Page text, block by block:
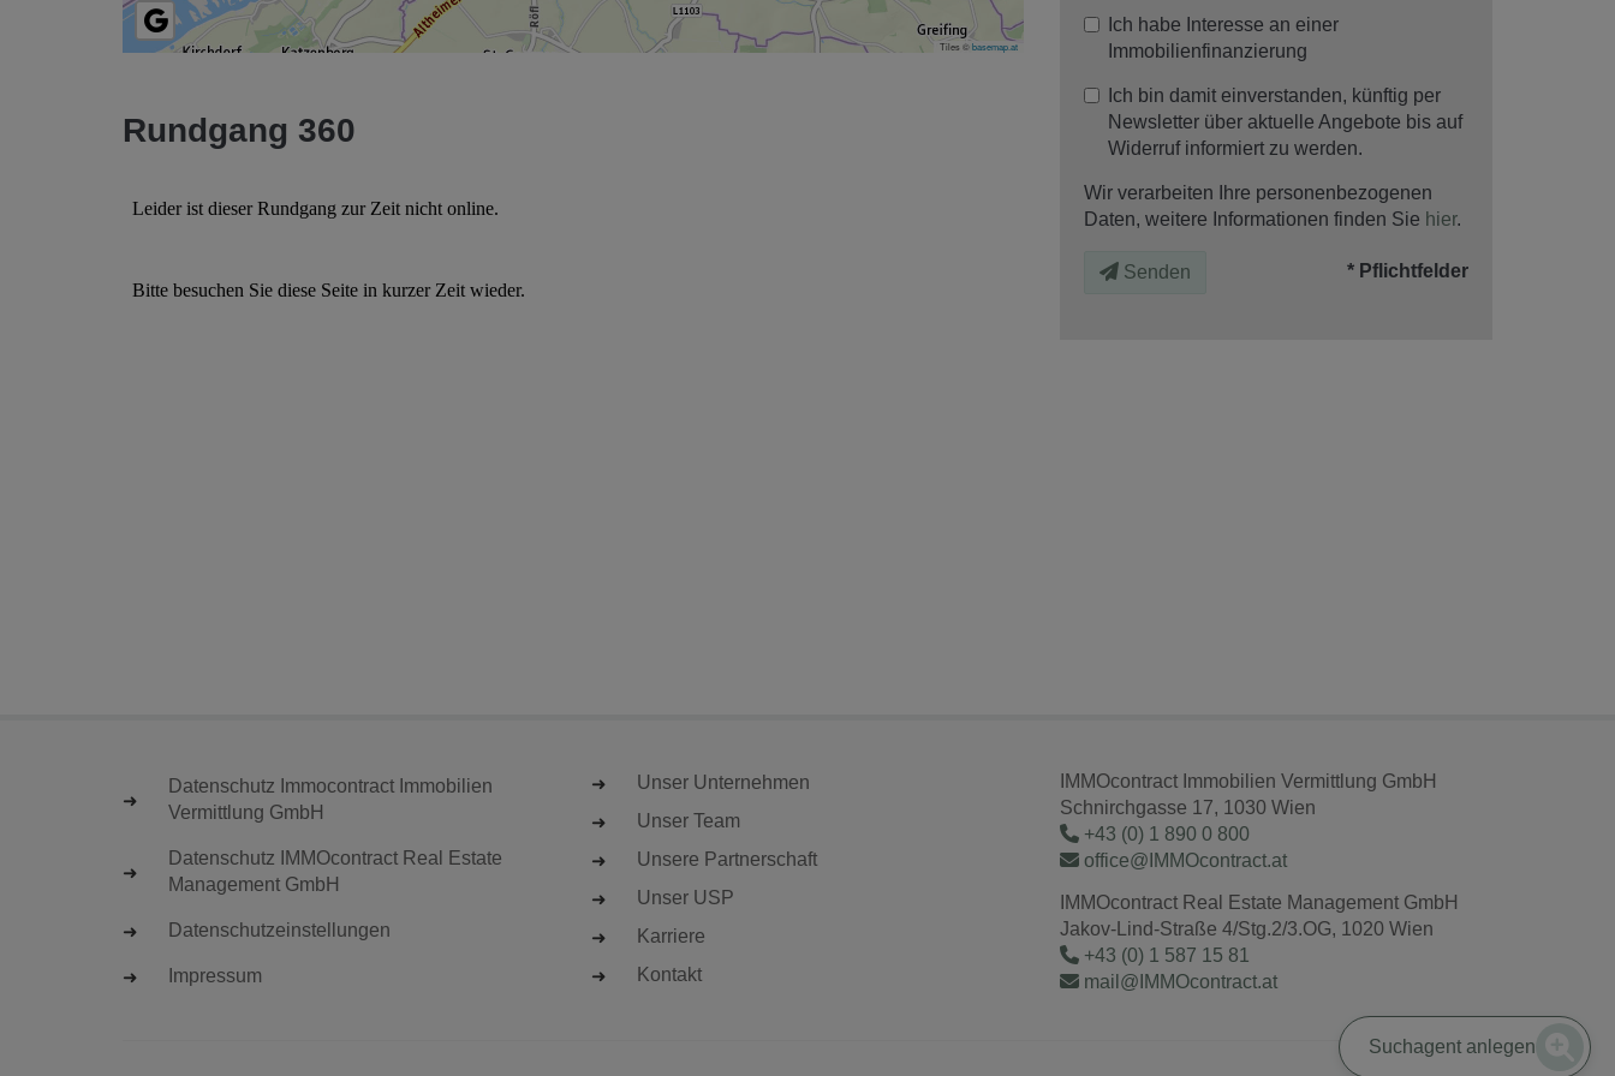
Tiles ©basemap.at
Rundgang 360
Ich habe Interesse an einer
Immobilienfinanzierung
Ich bin damit einverstanden, künftig per
Newsletter über aktuelle Angebote bis auf
Widerruf informiert zu werden.
Wir verarbeiten Ihre personenbezogenen
Daten, weitere Informationen finden Sie hier.
Senden * Pflichtfelder
Datenschutz Immocontract Immobilien
Vermittlung GmbH
Datenschutz IMMOcontract Real Estate
Management GmbH
Datenschutzeinstellungen
Impressum
Unser Unternehmen
Unser Team
Unsere Partnerschaft
Unser USP
Karriere
Kontakt
IMMOcontract Immobilien Vermittlung GmbH
Schnirchgasse 17, 1030 Wien
+43 (0) 1 890 0 800
office@IMMOcontract.at
IMMOcontract Real Estate Management GmbH
Jakov-Lind-Straße 4/Stg.2/3.OG, 1020 Wien
+43 (0) 1 587 15 81
mail@IMMOcontract.at
Suchagent anlegen